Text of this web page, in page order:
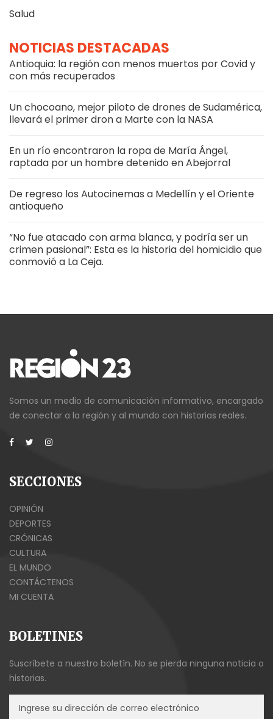
Salud
NOTICIAS DESTACADAS
Antioquia: la región con menos muertos por Covid y
con más recuperados
Un chocoano, mejor piloto de drones de Sudamérica,
llevará el primer dron a Marte con la NASA
En un río encontraron la ropa de María Ángel,
raptada por un hombre detenido en Abejorral
De regreso los Autocinemas a Medellín y el Oriente
antioqueño
“No fue atacado con arma blanca, y podría ser un
crimen pasional”: Esta es la historia del homicidio que
conmovió a La Ceja.
Somos un medio de comunicación informativo, encargado
de conectar a la región y al mundo con historias reales.
SECCIONES
OPINIÓN
DEPORTES
CRÓNICAS
CULTURA
EL MUNDO
CONTÁCTENOS
MI CUENTA
BOLETINES
Suscríbete a nuestro boletín. No se pierda ninguna noticia o
historias.